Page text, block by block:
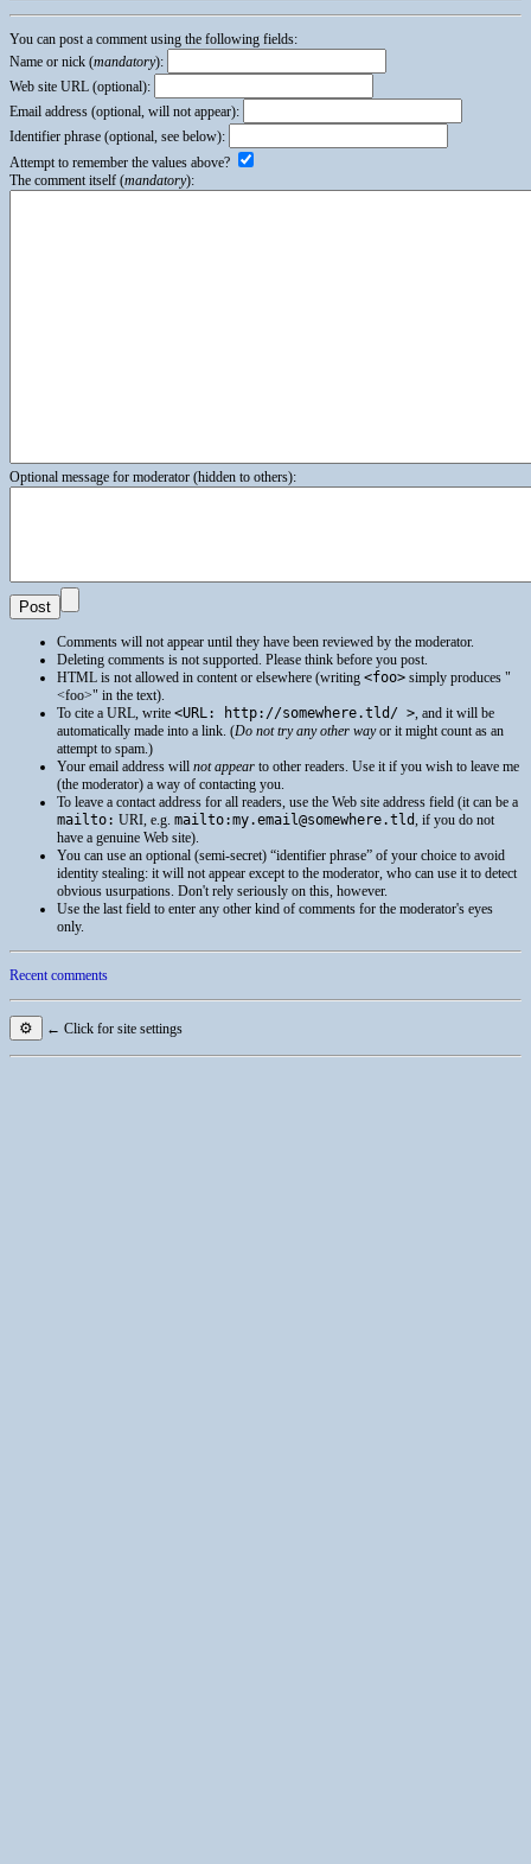
You can post a comment using the following fields:
Name or nick (mandatory):
Web site URL (optional):
Email address (optional, will not appear):
Identifier phrase (optional, see below):
Attempt to remember the values above?
The comment itself (mandatory):
Optional message for moderator (hidden to others):
Comments will not appear until they have been reviewed by the moderator.
Deleting comments is not supported. Please think before you post.
HTML is not allowed in content or elsewhere (writing <foo> simply produces
<foo>
in the text).
To cite a URL , write <URL: http://somewhere.tld/ > , and it will be
automatically made into a link. (Do not try any other wayor it might count as an
attempt to spam.)
Your email address will not appear to other readers. Use it if you wish to leave me
(the moderator) a way of contacting you.
To leave a contact address for all readers, use the Web site address field (it can be a
mailto: URI , e.g. mailto:my.email@somewhere.tld , if you do not
have a genuine Web site).
You can use an optional (semi-secret) “identifier phrase” of your choice to avoid
identity stealing: it will not appear except to the moderator, who can use it to detect
obvious usurpations. Don't rely seriously on this, however.
Use the last field to enter any other kind of comments for the moderator's eyes
only.
Recent comments
⚙ ← Click for site settings